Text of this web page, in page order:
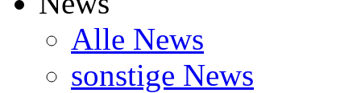
Alle News
sonstige News